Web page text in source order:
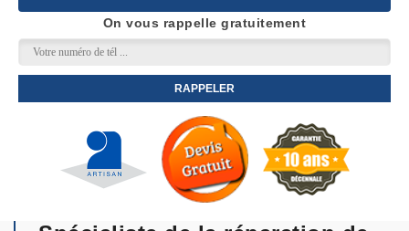
On vous rappelle gratuitement